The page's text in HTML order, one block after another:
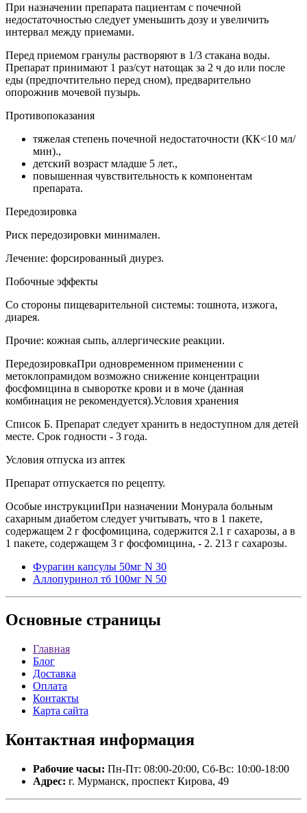
При назначении препарата пациентам с почечной
недостаточностью следует уменьшить дозу и увеличить
интервал между приемами.
Перед приемом гранулы растворяют в 1/3 стакана воды.
Препарат принимают 1 раз/сут натощак за 2 ч до или после
еды (предпочтительно перед сном), предварительно
опорожнив мочевой пузырь.
Противопоказания
тяжелая степень почечной недостаточности (КК<10 мл/
мин).,
детский возраст младше 5 лет.,
повышенная чувствительность к компонентам
препарата.
Передозировка
Риск передозировки минимален.
Лечение: форсированный диурез.
Побочные эффекты
Cо стороны пищеварительной системы: тошнота, изжога,
диарея.
Прочие: кожная сыпь, аллергические реакции.
ПередозировкаПри одновременном применении с
метоклопрамидом возможно снижение концентрации
фосфомицина в сыворотке крови и в моче (данная
комбинация не рекомендуется).Условия хранения
Список Б. Препарат следует хранить в недоступном для детей
месте. Срок годности - 3 года.
Условия отпуска из аптек
Препарат отпускается по рецепту.
Особые инструкцииПри назначении Монурала больным
сахарным диабетом следует учитывать, что в 1 пакете,
содержащем 2 г фосфомицина, содержится 2.1 г сахарозы, а в
1 пакете, содержащем 3 г фосфомицина, - 2. 213 г сахарозы.
Фурагин капсулы 50мг N 30
Аллопуринол тб 100мг N 50
Основные страницы
Главная
Блог
Доставка
Оплата
Контакты
Карта сайта
Контактная информация
Рабочие часы: Пн-Пт: 08:00-20:00, Сб-Вс: 10:00-18:00
Адрес: г. Мурманск, проспект Кирова, 49